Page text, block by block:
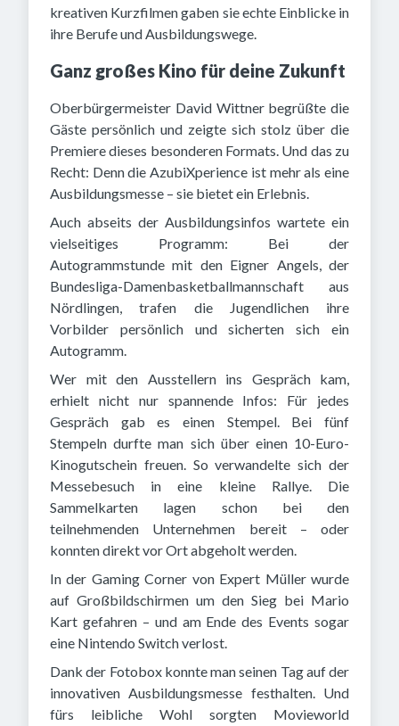
kreativen Kurzfilmen gaben sie echte Einblicke in
ihre Berufe und Ausbildungswege.
Ganz großes Kino für deine Zukunft
Oberbürgermeister David Wittner begrüßte die
Gäste persönlich und zeigte sich stolz über die
Premiere dieses besonderen Formats. Und das zu
Recht: Denn die AzubiXperience ist mehr als eine
Ausbildungsmesse – sie bietet ein Erlebnis.
Auch abseits der Ausbildungsinfos wartete ein
vielseitiges Programm: Bei der
Autogrammstunde mit den Eigner Angels, der
Bundesliga-Damenbasketballmannschaft aus
Nördlingen, trafen die Jugendlichen ihre
Vorbilder persönlich und sicherten sich ein
Autogramm.
Wer mit den Ausstellern ins Gespräch kam,
erhielt nicht nur spannende Infos: Für jedes
Gespräch gab es einen Stempel. Bei fünf
Stempeln durfte man sich über einen 10-Euro-
Kinogutschein freuen. So verwandelte sich der
Messebesuch in eine kleine Rallye. Die
Sammelkarten lagen schon bei den
teilnehmenden Unternehmen bereit – oder
konnten direkt vor Ort abgeholt werden.
In der Gaming Corner von Expert Müller wurde
auf Großbildschirmen um den Sieg bei Mario
Kart gefahren – und am Ende des Events sogar
eine Nintendo Switch verlost.
Dank der Fotobox konnte man seinen Tag auf der
innovativen Ausbildungsmesse festhalten. Und
fürs leibliche Wohl sorgten Movieworld